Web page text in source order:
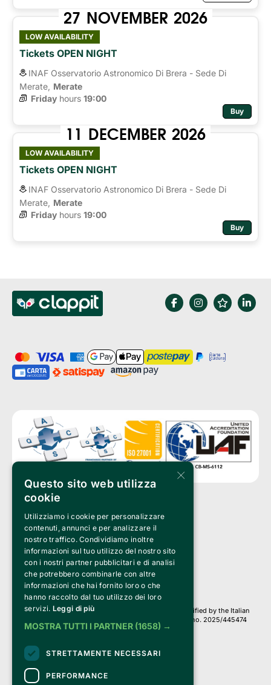
27 NOVEMBER 2026
LOW AVAILABILITY
Tickets OPEN NIGHT
INAF Osservatorio Astronomico Di Brera - Sede Di
Merate, Merate
Friday hours 19:00
Buy
11 DECEMBER 2026
LOW AVAILABILITY
Tickets OPEN NIGHT
INAF Osservatorio Astronomico Di Brera - Sede Di
Merate, Merate
Friday hours 19:00
Buy
Clappit is a trademark of:
Bemils Srl
a Socio Unico
Via Fosse Ardeatine, 4 -20092 Cinisello Balsamo (MI)
PI 05589050961
Iscr. C.C.I.A.A. Milano R.E.A. 1833471
© 2010-2025 Bemils Srl - All rights reserved
Credits:
Clappit is based on the Belive 6.2 ticketing platform, certified by the Italian
Revenue Agency (Agenzia delle Entrate) under protocol no. 2025/445474
dated November 6, 2025.
they are secure and protected by an SSL certificate
with 128-bit encryption.
×
Questo sito web utilizza
cookie
Utilizziamo i cookie per personalizzare
contenuti, annunci e per analizzare il
nostro traffico. Condividiamo inoltre
informazioni sul tuo utilizzo del nostro sito
con i nostri partner pubblicitari e di analisi
che potrebbero combinarle con altre
informazioni che hai fornito loro o che
hanno raccolto dal tuo utilizzo dei loro
servizi. Leggi di più
MOSTRA TUTTI I PARTNER (1658) →
STRETTAMENTE NECESSARI
PERFORMANCE